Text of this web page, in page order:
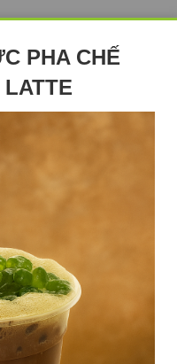
PHA CHẾ